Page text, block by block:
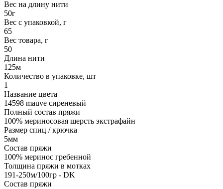
Вес на длину нити
50г
Вес с упаковкой, г
65
Вес товара, г
50
Длина нити
125м
Количество в упаковке, шт
1
Название цвета
14598 mauve сиреневый
Полный состав пряжи
100% мериносовая шерсть экстрафайн
Размер спиц / крючка
5мм
Состав пряжи
100% меринос гребенной
Толщина пряжи в мотках
191-250м/100гр - DK
Состав пряжи